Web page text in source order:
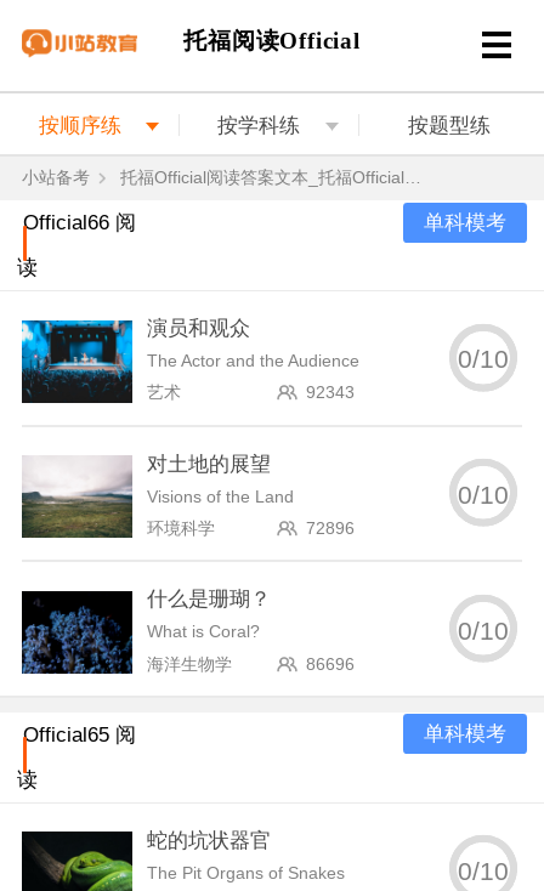
托福阅读Official
按顺序练 按学科练 按题型练
小站备考
Official66 阅
读
单科模考
演员和观众
The Actor and the Audience
艺术
92343
0/10
对土地的展望
Visions of the Land
环境科学
72896
0/10
什么是珊瑚？
What is Coral?
海洋生物学
86696
0/10
Official65 阅
读
单科模考
蛇的坑状器官
The Pit Organs of Snakes
0/10